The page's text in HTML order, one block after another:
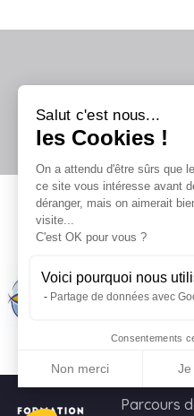
Salut c'est nous...
les Cookies !
On a attendu d'être sûrs que
ce site vous intéresse avant
déranger, mais on aimerait
visite...
C'est OK pour vous ?
Voici pourquoi nous
Partage de données avec
Consentements
Non merci Je
Plateforme de Gestion du
Parcours